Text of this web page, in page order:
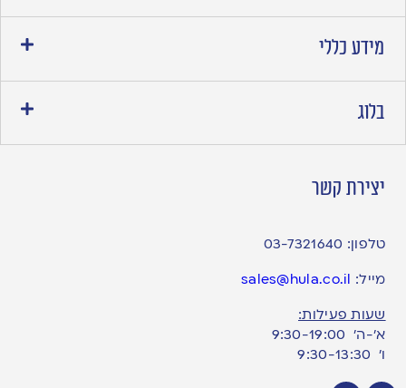
מידע כללי
בלוג
יצירת קשר
טלפון: 03-7321640
מייל: sales@hula.co.il
שעות פעילות:
א’-ה’ 9:30-19:00
ו׳ 9:30-13:30